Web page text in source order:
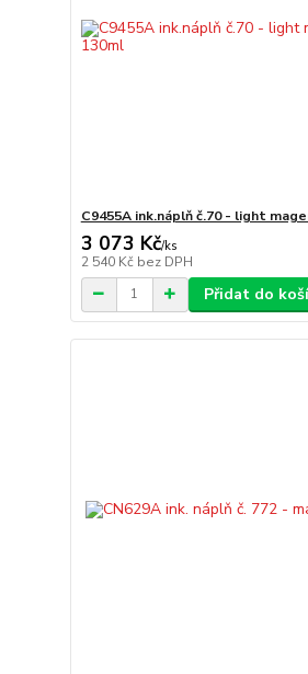
C9455A ink.náplň č.70 - light
3 073 Kč/ks
2 540 Kč bez DPH
Přidat do